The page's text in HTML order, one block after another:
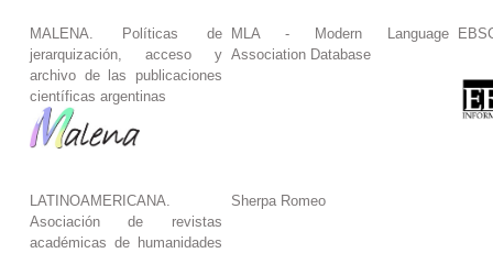
MALENA. Políticas de
jerarquización, acceso y
archivo de las publicaciones
científicas argentinas
MLA - Modern Language
Association Database
LATINOAMERICANA.
Asociación de revistas
académicas de humanidades
Sherpa Romeo